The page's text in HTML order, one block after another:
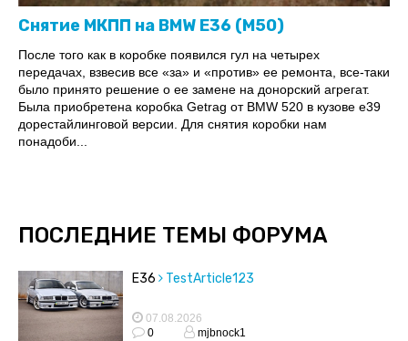
Снятие МКПП на BMW Е36 (M50)
После того как в коробке появился гул на четырех
передачах, взвесив все «за» и «против» ее ремонта, все-таки
было принято решение о ее замене на донорский агрегат.
Была приобретена коробка Getrag от BMW 520 в кузове е39
дорестайлинговой версии. Для снятия коробки нам
понадоби...
ПОСЛЕДНИЕ ТЕМЫ ФОРУМА
E36 TestArticle123
07.08.2026
0
mjbnock1